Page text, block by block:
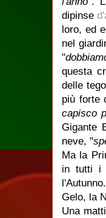
dipinse
loro, ed
nel
"
questa
delle
più forte
capisco
Gigante
neve, "
Ma la
in tutti i
Gelo, la
Una